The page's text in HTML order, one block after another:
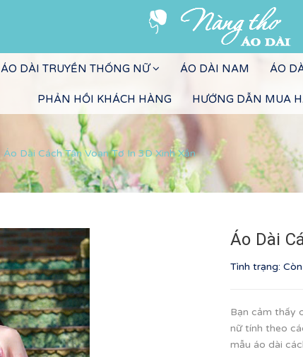
ÁO DÀI TRUYỀN THỐNG NỮ ÁO DÀI NAM ÁO
PHẢN HỒI KHÁCH HÀNG HƯỚNG DẪN MUA
Áo Dài Cách Tân Voan Tơ In 3D Xinh Xắn
Áo Dài
Tình trạng:
Bạn cảm thấy
nữ tính theo
mẫu áo dài